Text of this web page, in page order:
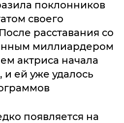
поклонников
своего
расставания со
миллиардером
актриса начала
и ей уже удалось
появляется на